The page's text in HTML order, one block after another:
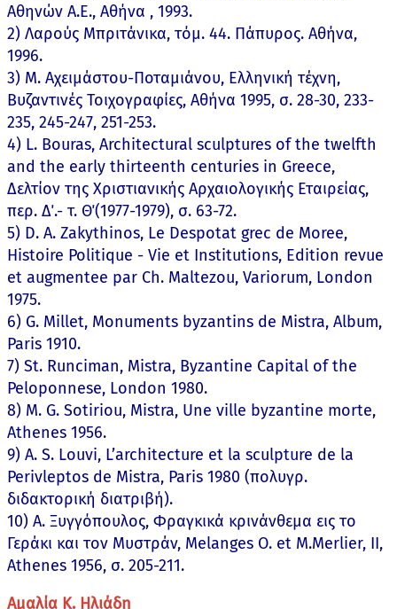
Αθηνών Α.Ε., Αθήνα , 1993.
2) Λαρούς Μπριτάνικα, τόμ. 44. Πάπυρος. Αθήνα,
1996.
3) Μ. Αχειμάστου-Ποταμιάνου, Ελληνική τέχνη,
Βυζαντινές Τοιχογραφίες, Αθήνα 1995, σ. 28-30, 233-
235, 245-247, 251-253.
4) L. Bouras, Architectural sculptures of the twelfth
and the early thirteenth centuries in Greece,
Δελτίον της Χριστιανικής Αρχαιολογικής Εταιρείας,
περ. Δ΄.- τ. Θ΄(1977-1979), σ. 63-72.
5) D. A. Zakythinos, Le Despotat grec de Moree,
Histoire Politique - Vie et Institutions, Edition revue
et augmentee par Ch. Maltezou, Variorum, London
1975.
6) G. Millet, Monuments byzantins de Mistra, Album,
Paris 1910.
7) St. Runciman, Mistra, Byzantine Capital of the
Peloponnese, London 1980.
8) M. G. Sotiriou, Mistra, Une ville byzantine morte,
Athenes 1956.
9) A. S. Louvi, L’architecture et la sculpture de la
Perivleptos de Mistra, Paris 1980 (πολυγρ.
διδακτορική διατριβή).
10) Α. Ξυγγόπουλος, Φραγκικά κρινάνθεμα εις το
Γεράκι και τον Μυστράν, Melanges O. et M.Merlier, II,
Athenes 1956, σ. 205-211.
Αμαλία Κ. Ηλιάδη